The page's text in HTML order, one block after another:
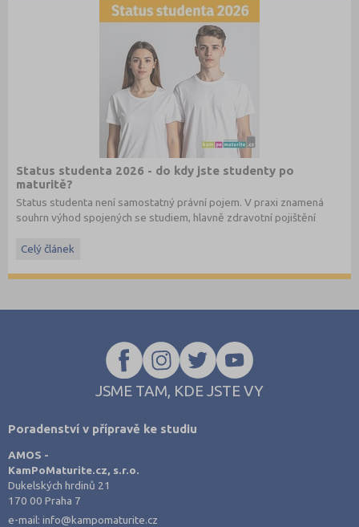
Status studenta 2026 - do kdy jste studenty po
maturitě?
Status studenta není samostatný právní pojem. V praxi znamená
souhrn výhod spojených se studiem, hlavně zdravotní pojištění
Celý článek
JSME TAM, KDE JSTE VY
Poradenství v přípravě ke studiu
AMOS -
KamPoMaturite.cz, s.r.o.
Dukelských hrdinů 21
170 00 Praha 7
e-mail:info@kampomaturite.cz